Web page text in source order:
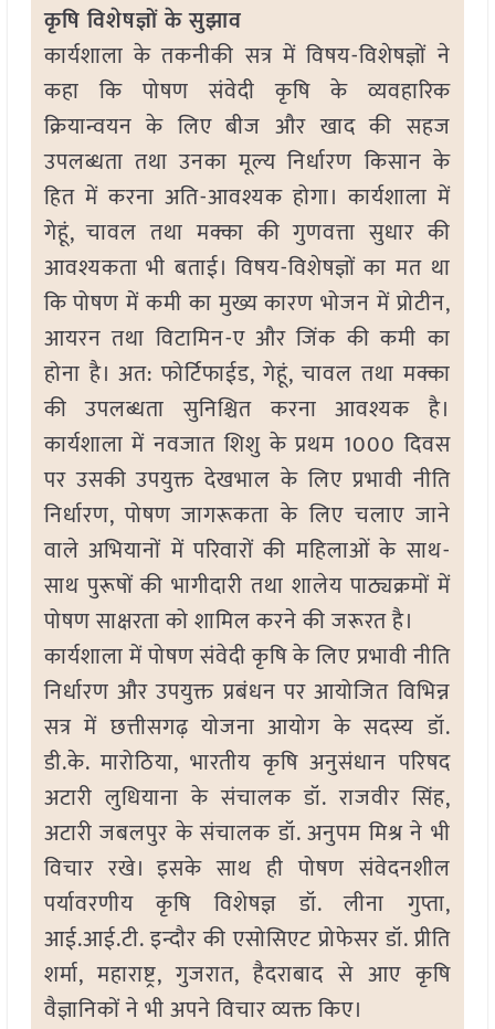
कृषि विशेषज्ञों के सुझाव
कार्यशाला के तकनीकी सत्र में विषय-विशेषज्ञों ने
कहा कि पोषण संवेदी कृषि के व्यवहारिक
क्रियान्वयन के लिए बीज और खाद की सहज
उपलब्धता तथा उनका मूल्य निर्धारण किसान के
हित में करना अति-आवश्यक होगा। कार्यशाला में
गेहूं, चावल तथा मक्का की गुणवत्ता सुधार की
आवश्यकता भी बताई। विषय-विशेषज्ञों का मत था
कि पोषण में कमी का मुख्य कारण भोजन में प्रोटीन,
आयरन तथा विटामिन-ए और जिंक की कमी का
होना है। अत: फोर्टिफाईड, गेहूं, चावल तथा मक्का
की उपलब्धता सुनिश्चित करना आवश्यक है।
कार्यशाला में नवजात शिशु के प्रथम 1000 दिवस
पर उसकी उपयुक्त देखभाल के लिए प्रभावी नीति
निर्धारण, पोषण जागरूकता के लिए चलाए जाने
वाले अभियानों में परिवारों की महिलाओं के साथ-
साथ पुरूषों की भागीदारी तथा शालेय पाठ्यक्रमों में
पोषण साक्षरता को शामिल करने की जरूरत है।
कार्यशाला में पोषण संवेदी कृषि के लिए प्रभावी नीति
निर्धारण और उपयुक्त प्रबंधन पर आयोजित विभिन्न
सत्र में छत्तीसगढ़ योजना आयोग के सदस्य डॉ.
डी.के. मारोठिया, भारतीय कृषि अनुसंधान परिषद
अटारी लुधियाना के संचालक डॉ. राजवीर सिंह,
अटारी जबलपुर के संचालक डॉ. अनुपम मिश्र ने भी
विचार रखे। इसके साथ ही पोषण संवेदनशील
पर्यावरणीय कृषि विशेषज्ञ डॉ. लीना गुप्ता,
आई.आई.टी. इन्दौर की एसोसिएट प्रोफेसर डॉ. प्रीति
शर्मा, महाराष्ट्र, गुजरात, हैदराबाद से आए कृषि
वैज्ञानिकों ने भी अपने विचार व्यक्त किए।